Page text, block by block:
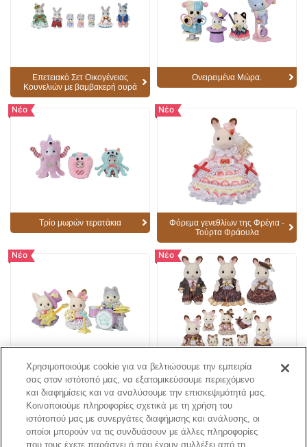
Επετειακό Σετ Οικογένειας
Κουνελιών με βαμβακερή ουρά
Ονειρειμένα Μώρα.
Νέο
Τρίο μωρών τερατάκια
Νέο
Φόρεμα γενεθλίων της Φρέγια -
Τούρτα Φράουλα
Νέο
Σετ έναστρης συναυλιας μωρών
Νέο
Επετειακό Σετ Οικογένεια
Σοκολατένια Κουνελάκια
Σελίδα Καταλόγου
Χρησιμοποιούμε cookie για να βελτιώσουμε την εμπειρία
σας στον ιστότοπό μας, να εξατομικεύσουμε περιεχόμενο
και διαφημίσεις και να αναλύσουμε την επισκεψιμότητά μας.
Κοινοποιούμε πληροφορίες σχετικά με τη χρήση του
ιστότοπού μας με συνεργάτες διαφήμισης και ανάλυσης, οι
οποίοι μπορούν να τις συνδυάσουν με άλλες πληροφορίες
που τους έχετε παράσχει ή που έχουν συλλέξει από τη